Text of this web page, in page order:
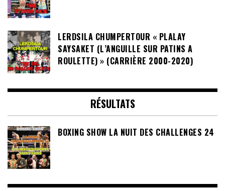
LERDSILA CHUMPERTOUR « PLALAY
SAYSAKET (L’ANGUILLE SUR PATINS A
ROULETTE) » (CARRIÈRE 2000-2020)
RÉSULTATS
BOXING SHOW LA NUIT DES CHALLENGES 24